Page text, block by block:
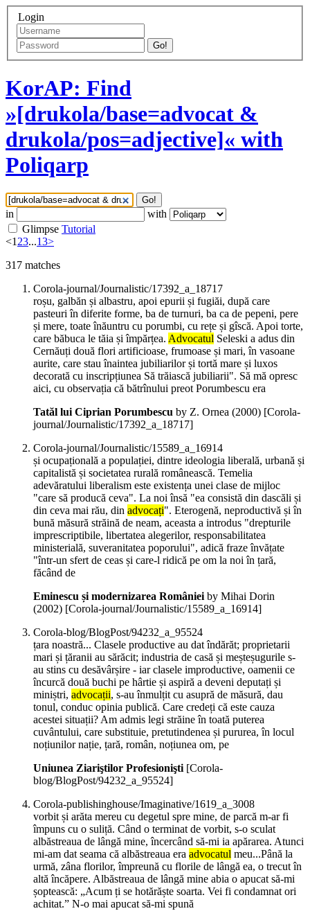
Login
Go!
KorAP: Find
»[drukola/base=advocat &
drukola/pos=adjective]« with
Poliqarp
Go!
in
with
Glimpse Tutorial
<123...13>
317 matches
Corola-journal/Journalistic/17392_a_18717
roșu, galbăn și albastru, apoi epurii și fugiăi, după care
pasteuri în diferite forme, ba de turnuri, ba ca de pepeni, pere
și mere, toate înăuntru cu porumbi, cu rețe și gîscă. Apoi torte,
care băbuca le tăia și împărțea. Advocatul Seleski a adus din
Cernăuți două flori artificioase, frumoase și mari, în vasoane
aurite, care stau înaintea jubiliarilor și tortă mare și luxos
decorată cu inscripțiunea Să trăiască jubiliarii". Să mă opresc
aici, cu observația că bătrînului preot Porumbescu era
Tatăl lui Ciprian Porumbescu by Z. Ornea (2000) [Corola-
journal/Journalistic/17392_a_18717]
Corola-journal/Journalistic/15589_a_16914
și ocupațională a populației, dintre ideologia liberală, urbană și
capitalistă și societatea rurală românească. Temelia
adevăratului liberalism este existența unei clase de mijloc
"care să producă ceva". La noi însă "ea consistă din dascăli și
din ceva mai rău, din advocați". Eterogenă, neproductivă și în
bună măsură străină de neam, aceasta a introdus "drepturile
imprescriptibile, libertatea alegerilor, responsabilitatea
ministerială, suveranitatea poporului", adică fraze învățate
"într-un sfert de ceas și care-l ridică pe om la noi în țară,
făcând de
Eminescu și modernizarea Românieiby Mihai Dorin
(2002) [Corola-journal/Journalistic/15589_a_16914]
Corola-blog/BlogPost/94232_a_95524
țara noastră... Clasele productive au dat îndărăt; proprietarii
mari și țăranii au sărăcit; industria de casă și meșteșugurile s-
au stins cu desăvârșire - iar clasele improductive, oamenii ce
încurcă două buchi pe hârtie și aspiră a deveni deputați și
miniștri, advocații, s-au înmulțit cu asupră de măsură, dau
tonul, conduc opinia publică. Care credeți că este cauza
acestei situații? Am admis legi străine în toată puterea
cuvântului, care substituie, pretutindenea și pururea, în locul
noțiunilor nație, țară, român, noțiunea om, pe
Uniunea Ziariştilor Profesionişti [Corola-
blog/BlogPost/94232_a_95524]
Corola-publishinghouse/Imaginative/1619_a_3008
vorbit și arăta mereu cu degetul spre mine, de parcă m-ar fi
împuns cu o suliță. Când o terminat de vorbit, s-o sculat
albăstreaua de lângă mine, încercând să-mi ia apărarea. Atunci
mi-am dat seama că albăstreaua era advocatul meu...Până la
urmă, zâna florilor, împreună cu florile de lângă ea, o trecut în
altă încăpere. Albăstreaua de lângă mine abia o apucat să-mi
șoptească: „Acum ți se hotărăște soarta. Vei fi condamnat ori
achitat.” N-o mai apucat să-mi spună